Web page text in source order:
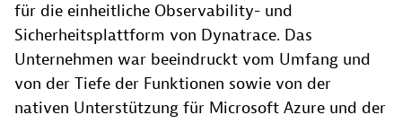
für die einheitliche Observability- und
Sicherheitsplattform von Dynatrace. Das
Unternehmen war beeindruckt vom Umfang und
von der Tiefe der Funktionen sowie von der
nativen Unterstützung für Microsoft Azure und der